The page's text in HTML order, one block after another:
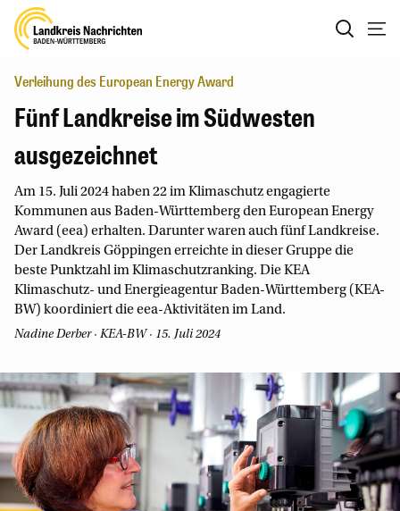
Verleihung des European Energy Award
Fünf Landkreise im Südwesten
ausgezeichnet
Am 15. Juli 2024 haben 22 im Klimaschutz engagierte
Kommunen aus Baden-Württemberg den European Energy
Award (eea) erhalten. Darunter waren auch fünf Landkreise.
Der Landkreis Göppingen erreichte in dieser Gruppe die
beste Punktzahl im Klimaschutzranking. Die KEA
Klimaschutz- und Energieagentur Baden-Württemberg (KEA-
BW) koordiniert die eea-Aktivitäten im Land.
Nadine Derber· KEA-BW · 15. Juli 2024